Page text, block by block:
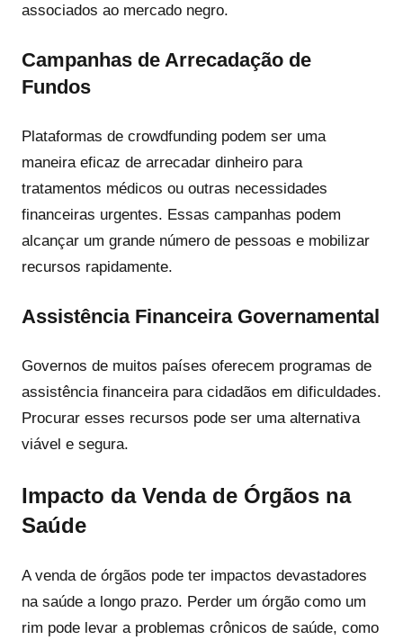
associados ao mercado negro.
Campanhas de Arrecadação de
Fundos
Plataformas de crowdfunding podem ser uma
maneira eficaz de arrecadar dinheiro para
tratamentos médicos ou outras necessidades
financeiras urgentes. Essas campanhas podem
alcançar um grande número de pessoas e mobilizar
recursos rapidamente.
Assistência Financeira Governamental
Governos de muitos países oferecem programas de
assistência financeira para cidadãos em dificuldades.
Procurar esses recursos pode ser uma alternativa
viável e segura.
Impacto da Venda de Órgãos na
Saúde
A venda de órgãos pode ter impactos devastadores
na saúde a longo prazo. Perder um órgão como um
rim pode levar a problemas crônicos de saúde, como